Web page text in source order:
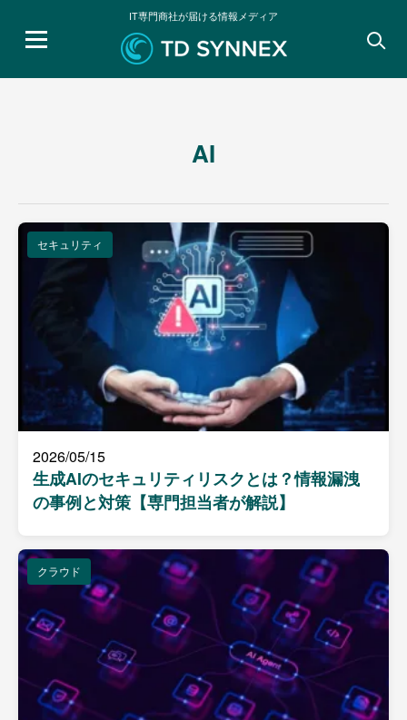
IT専門商社が届ける情報メディア
検
AI
セキュリティ
2026/05/15
生成AIのセキュリティリスクとは？情報漏洩
の事例と対策【専門担当者が解説】
クラウド